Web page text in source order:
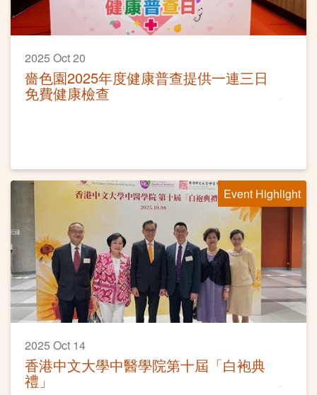
2025 Oct 20
嗇色園2025年度健康普查提供一連三日
免費健康檢查
Event Highlight
2025 Oct 14
香港中文大學中醫學院第十屆「白袍典
禮」